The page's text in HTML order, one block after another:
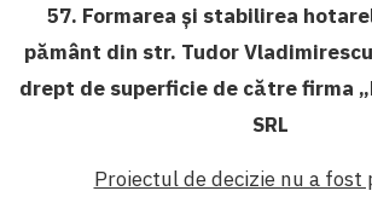
57. Formarea și stabilirea
pământ din str. Tudor
drept de superficie de către firma
SRL
Proiectul de decizie nu a fost